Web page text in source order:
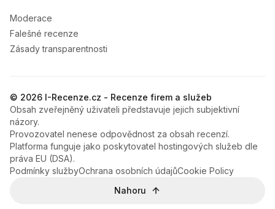
Moderace
Falešné recenze
Zásady transparentnosti
© 2026 I-Recenze.cz - Recenze firem a služeb
Obsah zveřejněný uživateli představuje jejich subjektivní
názory.
Provozovatel nenese odpovědnost za obsah recenzí.
Platforma funguje jako poskytovatel hostingových služeb dle
práva EU (DSA).
Podmínky službyOchrana osobních údajůCookie Policy
Nahoru